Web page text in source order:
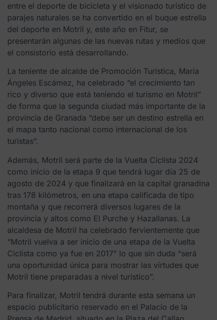
entre el deporte de bicicleta y el visionado turístico de
parajes naturales se ha convertido en el buque estrella
del deporte en Motril y, este año en Fitur, se
presentarán algunas de las nuevas rutas y medios que
el consistorio está desarrollando.
La teniente de alcalde de Promoción Turística, María
Ángeles Escámez, ha celebrado “el crecimiento tan
rico y diverso que está teniendo el turismo en Motril”
de forma que la segunda ciudad más importante de la
provincia de Granada “debe ser un destino estrella en
el mapa tanto nacional como internacional de los
turistas”.
Además, Motril será parte de la Vuelta Ciclista 2024
como inicio de la etapa 9 que tendrá lugar día 25 de
agosto de 2024 y que finalizará en la capital granadina
tras 178 kilómetros, en una etapa calificada de tipo
montaña y que recorrerá diversos lugares de la
provincia y altos como El Purche y Hazallanas. La
alcaldesa de Motril ha celebrado fervientemente que
“Motril vuelva a ser inicio de una etapa de la Vuelta
Ciclista como ya fue en 2017” lo que sin duda “será
una oportunidad única para mostrar las virtudes que
Motril tiene preparadas a nivel turístico”.
Para finalizar, Motril tendrá durante esta semana un
espacio publicitario reservado en el Palacio de la